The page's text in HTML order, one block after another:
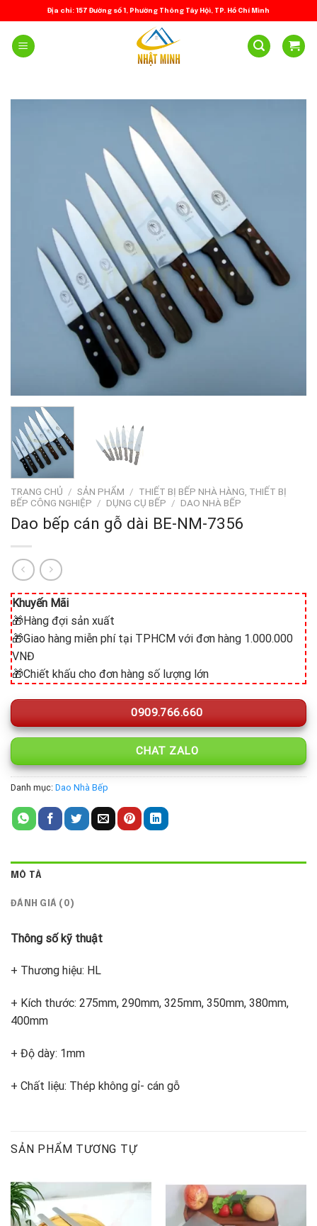
to
content
Địa chỉ: 157 Đường số 1, Phường Thông Tây Hội, TP. Hồ Chí Minh
TRANG CHỦ / SẢN PHẨM / THIẾT BỊ BẾP NHÀ HÀNG, THIẾT BỊ
BẾP CÔNG NGHIỆP / DỤNG CỤ BẾP / DAO NHÀ BẾP
Dao bếp cán gỗ dài BE-NM-7356
Khuyến Mãi
🎁Hàng đợi sản xuất
🎁Giao hàng miễn phí tại TPHCM với đơn hàng 1.000.000
VNĐ
🎁Chiết khấu cho đơn hàng số lượng lớn
0909.766.660
CHAT ZALO
Danh mục: Dao Nhà Bếp
MÔ TẢ
ĐÁNH GIÁ (0)
Thông số kỹ thuật
+ Thương hiệu: HL
+ Kích thước: 275mm, 290mm, 325mm, 350mm, 380mm,
400mm
+ Độ dày: 1mm
+ Chất liệu: Thép không gỉ- cán gỗ
SẢN PHẨM TƯƠNG TỰ